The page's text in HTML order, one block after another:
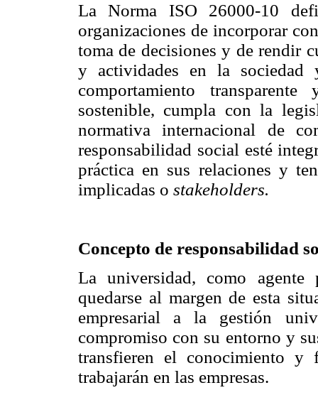
La Norma ISO 26000-10
organizaciones de incorporar
toma de decisiones y de rendir
y actividades en la
comportamiento
sostenible, cumpla con la
normativa internacional de
responsabilidad social esté
práctica en sus relaciones y
implicadas o stakeholders.
Concepto de responsabilidad
La universidad, como agente
quedarse al margen de esta
empresarial a la gestión
compromiso con su entorno y
transfieren el conocimiento y
trabajarán en las empresas.